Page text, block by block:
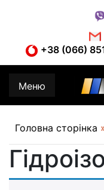
+38 (066)
Меню
Головна сторінка